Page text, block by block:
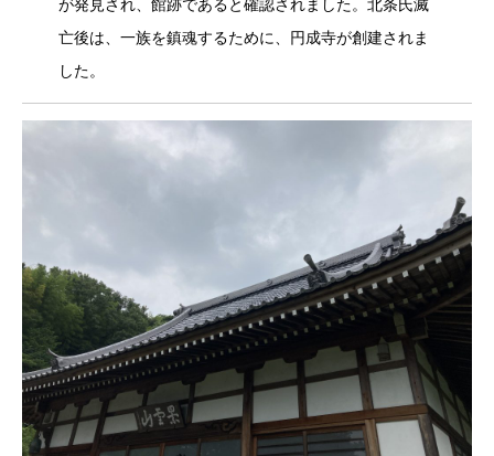
が発見され、館跡であると確認されました。北条氏滅
亡後は、一族を鎮魂するために、円成寺が創建されま
した。